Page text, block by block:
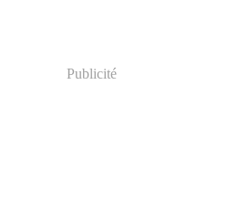
Publicité